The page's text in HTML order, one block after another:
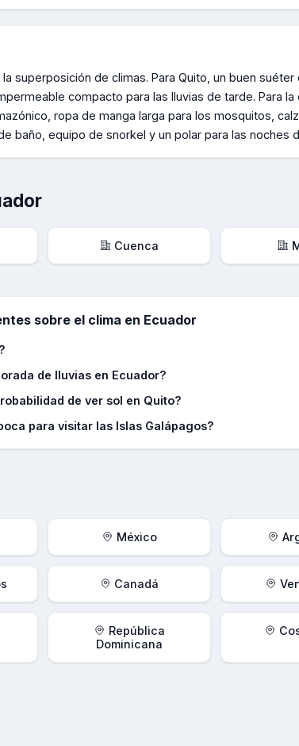
superposición de climas. Para Quito, un buen
compacto para las lluvias de tarde. Para
ropa de manga larga para los mosquitos,
baño, equipo de snorkel y un polar para las noches
Cuenca
sobre el clima en Ecuador
de lluvias en Ecuador?
de ver sol en Quito?
para visitar las Islas Galápagos?
México
Canadá
República
Dominicana